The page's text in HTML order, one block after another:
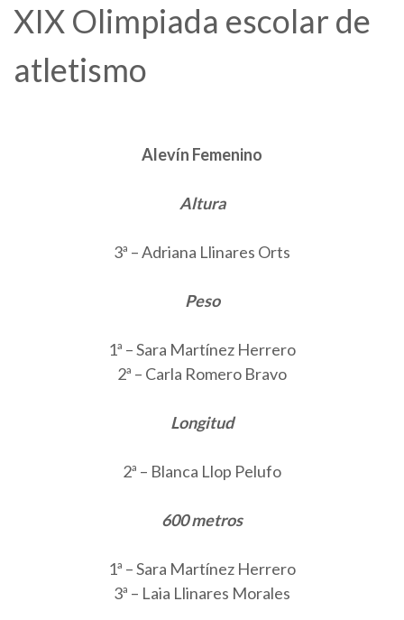
XIX Olimpiada escolar de
atletismo
Alevín Femenino
Altura
3ª – Adriana Llinares Orts
Peso
1ª – Sara Martínez Herrero
2ª – Carla Romero Bravo
Longitud
2ª – Blanca Llop Pelufo
600 metros
1ª – Sara Martínez Herrero
3ª – Laia Llinares Morales